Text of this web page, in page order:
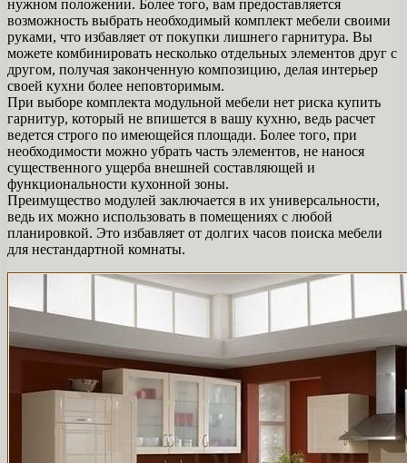
нужном положении. Более того, вам предоставляется
возможность выбрать необходимый комплект мебели своими
руками, что избавляет от покупки лишнего гарнитура. Вы
можете комбинировать несколько отдельных элементов друг с
другом, получая законченную композицию, делая интерьер
своей кухни более неповторимым.
При выборе комплекта модульной мебели нет риска купить
гарнитур, который не впишется в вашу кухню, ведь расчет
ведется строго по имеющейся площади. Более того, при
необходимости можно убрать часть элементов, не нанося
существенного ущерба внешней составляющей и
функциональности кухонной зоны.
Преимущество модулей заключается в их универсальности,
ведь их можно использовать в помещениях с любой
планировкой. Это избавляет от долгих часов поиска мебели
для нестандартной комнаты.